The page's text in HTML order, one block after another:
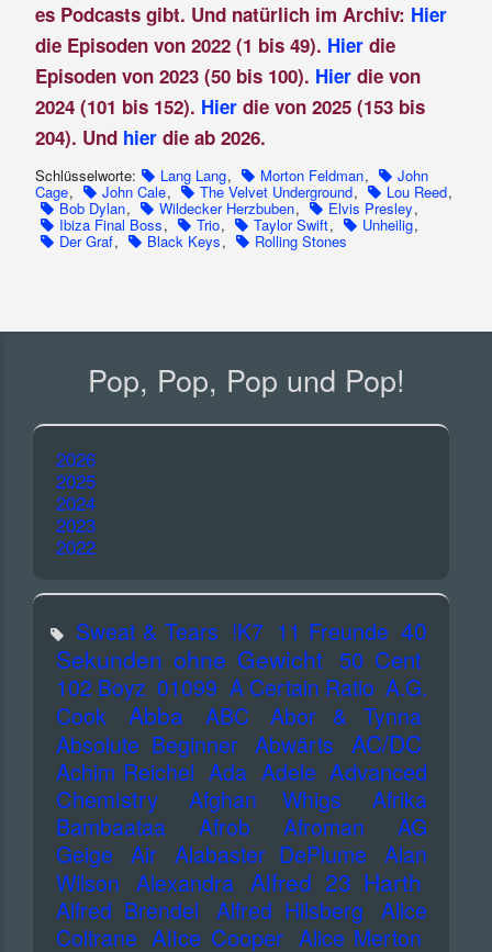
es Podcasts gibt. Und natürlich im Archiv: Hier
die Episoden von 2022 (1 bis 49). Hierdie
Episoden von 2023 (50 bis 100). Hier die von
2024 (101 bis 152). Hier die von 2025 (153 bis
204). Und hier die ab 2026.
Schlüsselworte: Lang Lang, Morton Feldman, John
Cage, John Cale, The Velvet Underground, Lou Reed,
Bob Dylan, Wildecker Herzbuben, Elvis Presley,
Ibiza Final Boss, Trio, Taylor Swift, Unheilig,
Der Graf, Black Keys, Rolling Stones
Pop, Pop, Pop und Pop!
2026
2025
2024
2023
2022
Sweat & Tears !K7 11 Freunde 40
Sekunden ohne Gewicht 50 Cent
102 Boyz 01099 A Certain Ratio A.G.
Cook
Abba ABC
Abor & Tynna
Absolute Beginner Abwärts AC/DC
Achim Reichel Ada Adele Advanced
Chemistry
Afghan Whigs
Afrika
Bambaataa
Afrob Afroman
AG
Geige
Air Alabaster DePlume
Alan
Wilson Alexandra Alfred 23 Harth
Alfred Brendel Alfred Hilsberg
Alice
Coltrane Alice Cooper Alice Merton